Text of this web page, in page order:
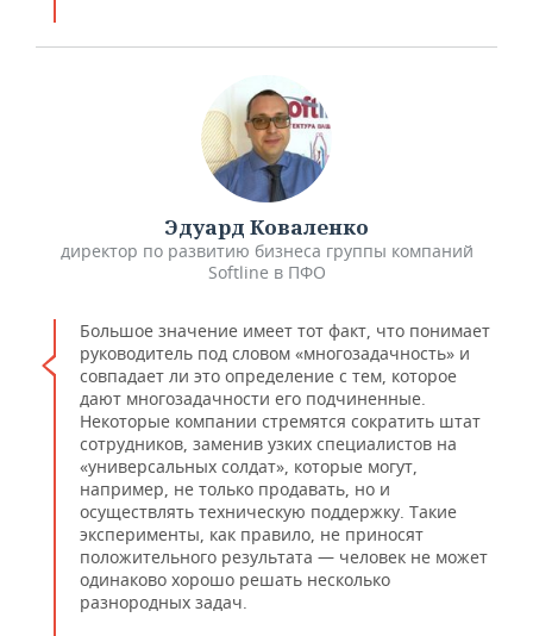
Эдуард Коваленко
директор по развитию бизнеса группы компаний
Softline в ПФО
Большое значение имеет тот факт, что понимает
руководитель под словом «многозадачность» и
совпадает ли это определение с тем, которое
дают многозадачности его подчиненные.
Некоторые компании стремятся сократить штат
сотрудников, заменив узких специалистов на
«универсальных солдат», которые могут,
например, не только продавать, но и
осуществлять техническую поддержку. Такие
эксперименты, как правило, не приносят
положительного результата — человек не может
одинаково хорошо решать несколько
разнородных задач.